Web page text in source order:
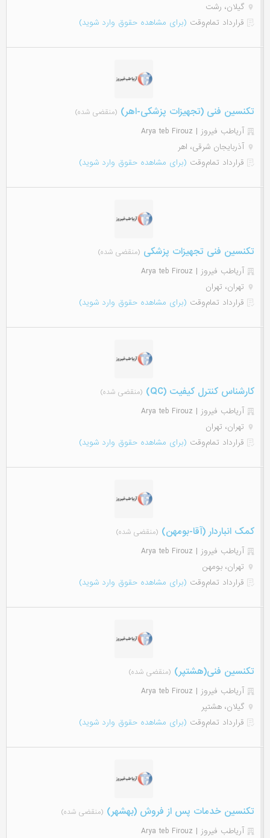
گیلان، رشت
قرارداد تمام‌وقت (برای مشاهده حقوق وارد شوید)
تکنسین فنی (تجهیزات پزشکی-اهر) (منقضی شده)
آریاطب فیروز | Arya teb Firouz
آذربایجان شرقی، اهر
قرارداد تمام‌وقت (برای مشاهده حقوق وارد شوید)
تکنسین فنی تجهیزات پزشکی (منقضی شده)
آریاطب فیروز | Arya teb Firouz
تهران، تهران
قرارداد تمام‌وقت (برای مشاهده حقوق وارد شوید)
کارشناس کنترل کیفیت (QC) (منقضی شده)
آریاطب فیروز | Arya teb Firouz
تهران، تهران
قرارداد تمام‌وقت (برای مشاهده حقوق وارد شوید)
کمک انباردار (آقا-بومهن) (منقضی شده)
آریاطب فیروز | Arya teb Firouz
تهران، بومهن
قرارداد تمام‌وقت (برای مشاهده حقوق وارد شوید)
تکنسین فنی(هشتپر) (منقضی شده)
آریاطب فیروز | Arya teb Firouz
گیلان، هشتپر
قرارداد تمام‌وقت (برای مشاهده حقوق وارد شوید)
تکنسین خدمات پس از فروش (بهشهر) (منقضی شده)
آریاطب فیروز | Arya teb Firouz